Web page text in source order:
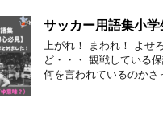
サッカー用語集小学
上がれ！ まわれ！ よせ
ど・・・ 観戦している
何を言われているのか